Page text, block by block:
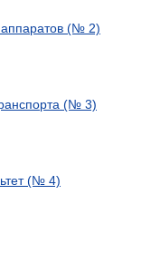
аппаратов (№ 2)
(№ 3)
(№ 4)